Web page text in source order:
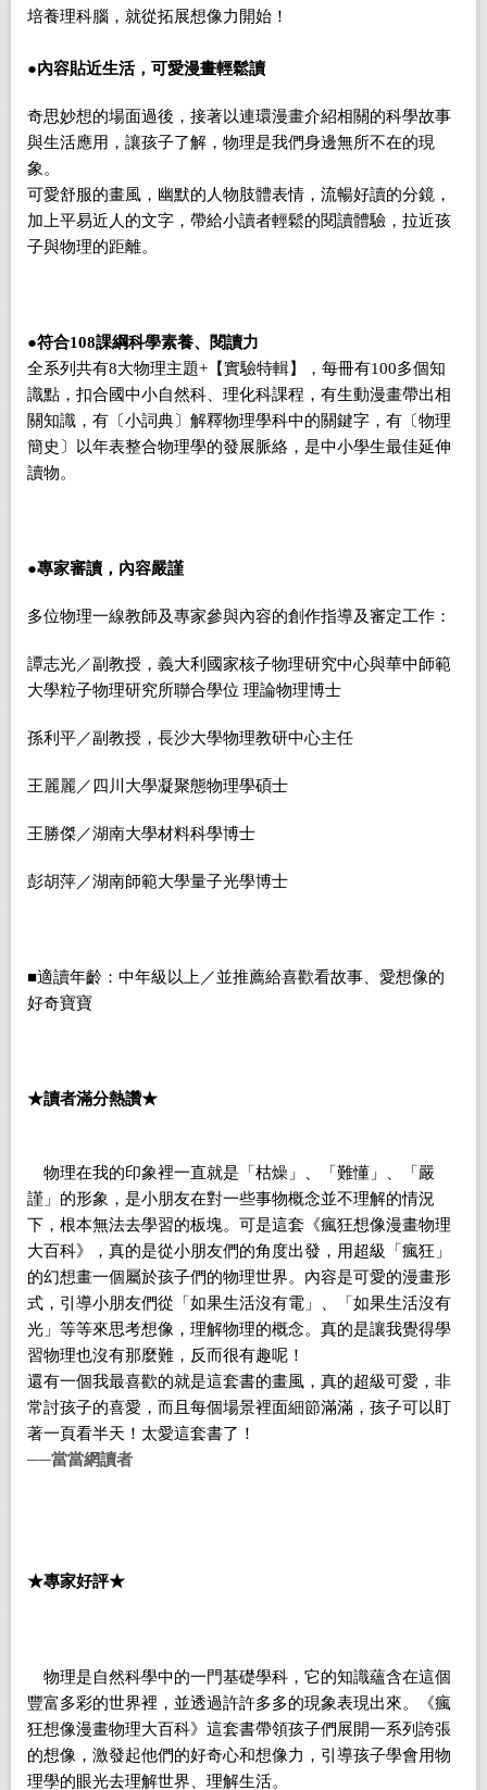
培養理科腦，就從拓展想像力開始！
●內容貼近生活，可愛漫畫輕鬆讀
奇思妙想的場面過後， 接著以連環漫畫介紹相關的科學故事
與生活應用，讓孩子了解，物理是我們身邊無所不在的現
象。
可愛舒服的畫風，幽默的人物肢體表情，流暢好讀的分鏡，
加上平易近人的文字，帶給小讀者輕鬆的閱讀體驗， 拉近孩
子與物理的距離。
●符合108課綱科學素養、閱讀力
全系列共有8大物理主題+ 【實驗特輯】 ， 每冊有100多個知
識點，扣合國中小自然科、理化科課程，有生動漫畫帶出相
關知識，有〔小詞典〕解釋物理學科中的關鍵字，有〔物理
簡史〕以年表整合物理學的發展脈絡，是中小學生最佳延伸
讀物。
●專家審讀，內容嚴謹
多位物理一線教師及專家參與內容的創作指導及審定工作：
譚志光／副教授，義大利國家核子物理研究中心與華中師範
大學粒子物理研究所聯合學位 理論物理博士
孫利平／副教授，長沙大學物理教研中心主任
王麗麗／四川大學凝聚態物理學碩士
王勝傑／湖南大學材料科學博士
彭胡萍／湖南師範大學量子光學博士
■適讀年齡：中年級以上／並推薦給喜歡看故事、愛想像的
好奇寶寶
★讀者滿分熱讚★
物理在我的印象裡一直就是 「 枯燥 」、「 難懂 」、「 嚴
謹 」 的形象，是小朋友在對一些事物概念並不理解的情況
下 ， 根本無法去學習的板塊。可是這套《瘋狂想像漫畫物理
大百科》，真的是從小朋友們的角度出發，用超級
「 瘋狂 」
的幻想畫一個屬於孩子們的物理世界。內容是可愛的漫畫形
式，引導小朋友們從 「 如果生活沒有電 」 「 如果生活沒有
光 」 等等來思考想像，理解物理的概念。真的是讓我覺得學
習物理也沒有那麼難，反而很有趣呢！
還有一個我最喜歡的就是這套書的畫風，真的超級可愛，非
常討孩子的喜愛，而且每個場景裡面細節滿滿，孩子可以盯
著一頁看半天！太愛這套書了！
──當當網讀者
★專家好評★
物理是自然科學中的一門基礎學科，它的知識蘊含在這個
豐富多彩的世界裡，並透過許許多多的現象表現出來。《瘋
狂想像漫畫物理大百科》這套書帶領孩子們展開一系列誇張
的想像，激發起他們的好奇心和想像力，引導孩子學會用物
理學的眼光去理解世界、理解生活。